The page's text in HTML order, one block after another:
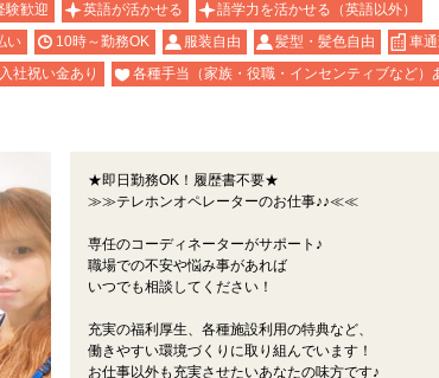
験歓迎 英語が活かせる
語学力を活かせる（英語以外）
い 10時～勤務OK 服装自由 髪型・髪色自由
車
入社祝い金あり
各種手当（家族・役職・インセンティブなど）
★即日勤務OK！履歴書不要★
≫≫テレホンオペレーターのお仕事♪♪≪≪
専任のコーディネーターがサポート♪
職場での不安や悩み事があれば
いつでも相談してください！
充実の福利厚生、各種施設利用の特典など、
働きやすい環境づくりに取り組んでいます！
お仕事以外も充実させたいあなたの味方です♪